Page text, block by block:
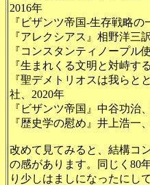
2016年
『ビザンツ帝国-生存戦略
『アレクシアス』相野洋三
『コンスタンティノープル
『生まれくる文明と対峙す
『聖デメトリオスは我らと
社、2020年
『ビザンツ帝国』中谷功治
『歴史学の慰め』井上浩一
改めて見てみると、結構コ
の感があります。同じく80
り少しはましになったにし